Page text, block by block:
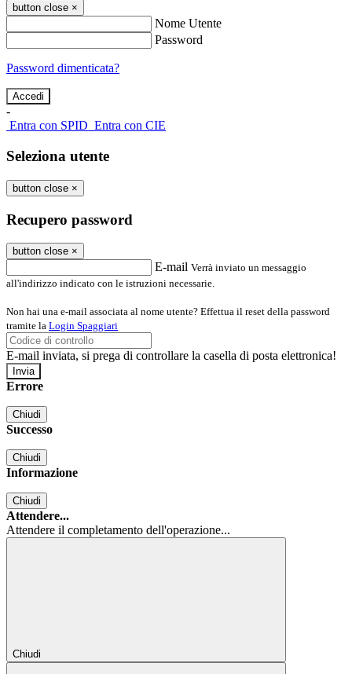
button close ×
Nome Utente
Password
Password dimenticata?
-
Entra con SPID Entra con CIE
Seleziona utente
button close ×
Recupero password
button close ×
E-mail Verrà inviato un messaggio
all'indirizzo indicato con le istruzioni necessarie.
Non hai una e-mail associata al nome utente? Effettua il reset della password
tramite la Login Spaggiari
E-mail inviata, si prega di controllare la casella di posta elettronica!
Errore
Chiudi
Successo
Chiudi
Informazione
Chiudi
Attendere...
Attendere il completamento dell'operazione...
Chiudi